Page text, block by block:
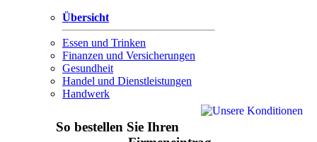
Übersicht
Essen und Trinken
Finanzen und Versicherungen
Gesundheit
Handel und Dienstleistungen
Handwerk
So bestellen Sie Ihren